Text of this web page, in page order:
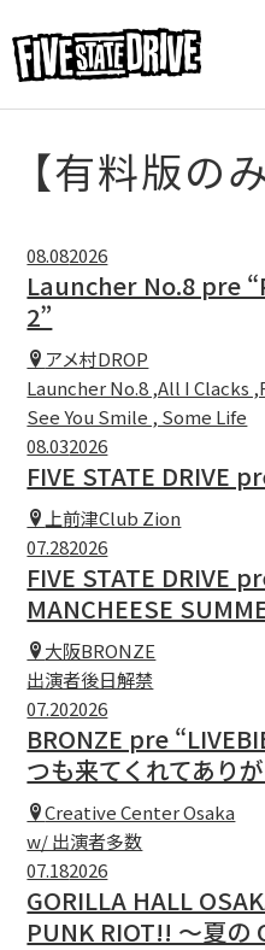
【有料版の
08.082026
Launcher No.8 pre
2”
アメ村DROP
Launcher No.8 ,All I Clacks
See You Smile , Some Life
08.032026
FIVE STATE DRIVE
上前津Club Zion
07.282026
FIVE STATE DRIVE
MANCHEESE
大阪BRONZE
出演者後日解禁
07.202026
BRONZE pre
つも来てくれてあり
Creative Center Osaka
w/ 出演者多数
07.182026
GORILLA HALL
PUNK RIOT!! 〜夏の